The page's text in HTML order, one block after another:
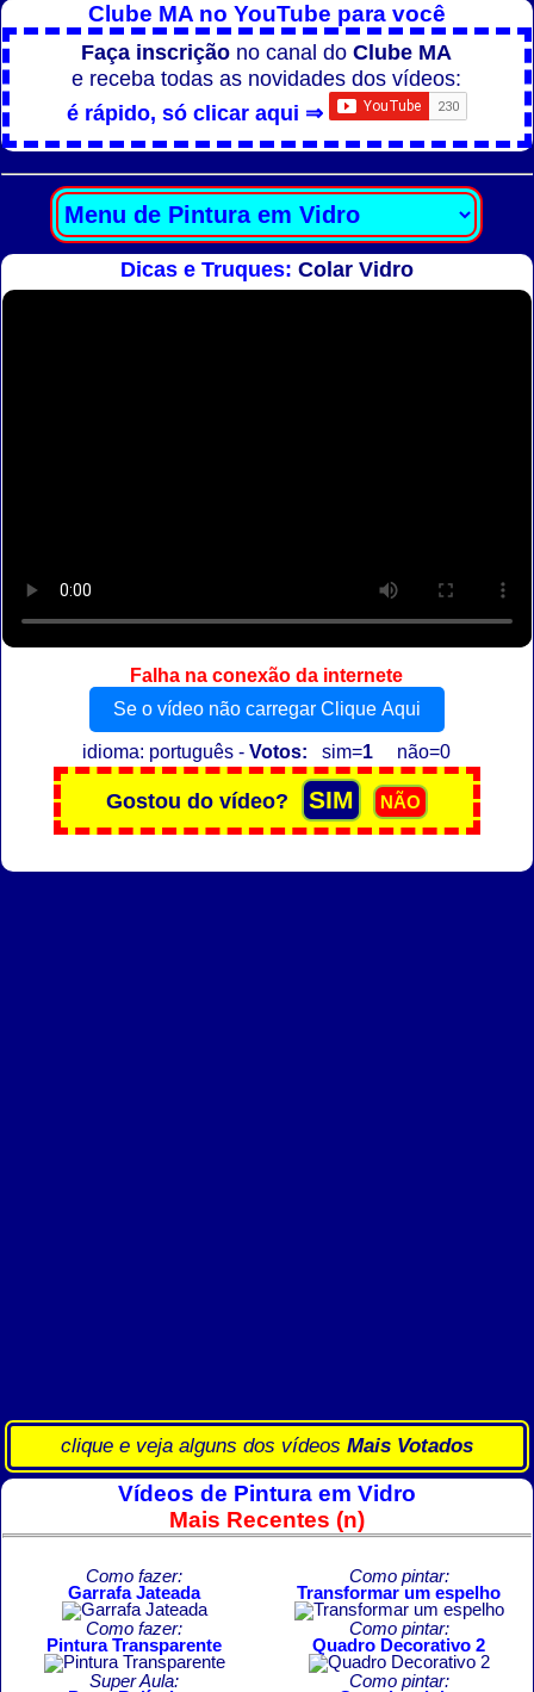
Clube MA no YouTube para você
Faça inscrição no canal doClube MA
e receba todas as novidades dos vídeos:
é rápido, só clicar aqui ⇒
Dicas e Truques: Colar Vidro
Falha na conexão da internete
Se o vídeo não carregar Clique Aqui
idioma: português -Votos: sim=1 não=0
clique e veja alguns dos vídeos Mais Votados
Vídeos de Pintura em Vidro
Mais Recentes (n)
Como fazer:
Garrafa Jateada
Como pintar:
Transformar um espelho
Como fazer:
Pintura Transparente
Como pintar:
Quadro Decorativo 2
Super Aula:
Como pintar: